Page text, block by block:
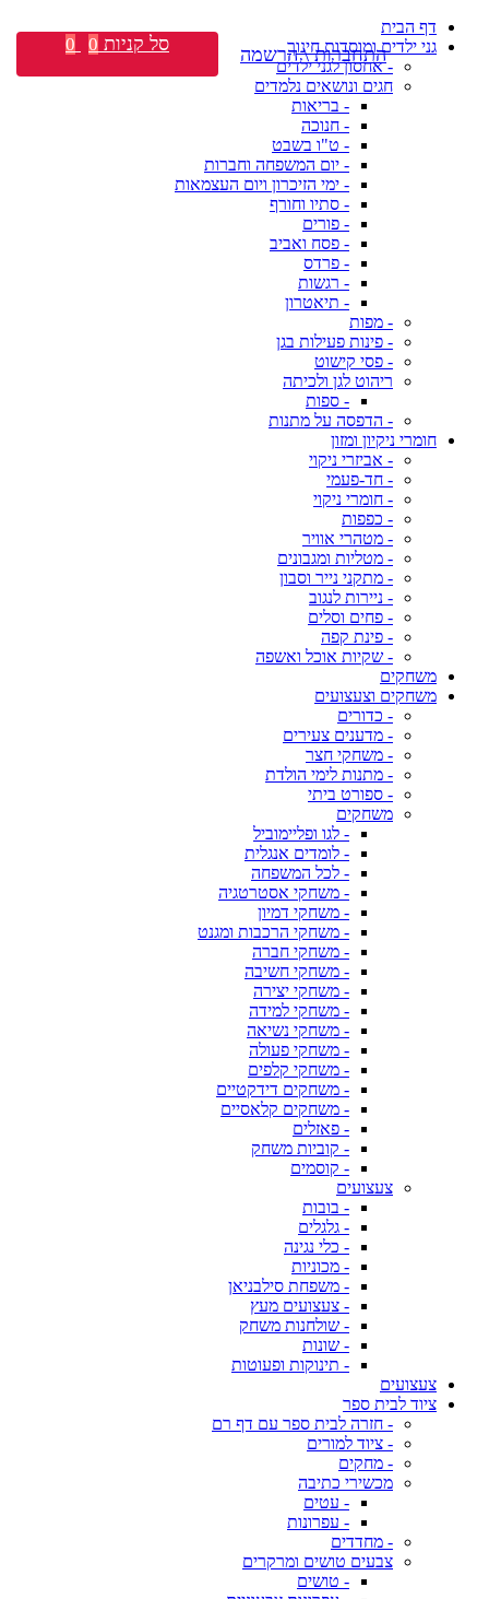
דף הבית
גני ילדים ומוסדות חינוך
- אחסון לגני ילדים
חגים ונושאים נלמדים
- בריאות
- חנוכה
- ט"ו בשבט
- יום המשפחה וחברות
- ימי הזיכרון ויום העצמאות
- סתיו וחורף
- פורים
- פסח ואביב
- פרדס
- רגשות
- תיאטרון
- מפות
- פינות פעילות בגן
- פסי קישוט
ריהוט לגן ולכיתה
- ספות
- הדפסה על מתנות
חומרי ניקיון ומזון
- אביזרי ניקוי
- חד-פעמי
- חומרי ניקוי
- כפפות
- מטהרי אוויר
- מטליות ומגבונים
- מתקני נייר וסבון
- ניירות לנגוב
- פחים וסלים
- פינת קפה
- שקיות אוכל ואשפה
משחקים
משחקים וצעצועים
- כדורים
- מדענים צעירים
- משחקי חצר
- מתנות לימי הולדת
- ספורט ביתי
משחקים
- לגו ופליימוביל
- לומדים אנגלית
- לכל המשפחה
- משחקי אסטרטגיה
- משחקי דמיון
- משחקי הרכבות ומגנט
- משחקי חברה
- משחקי חשיבה
- משחקי יצירה
- משחקי למידה
- משחקי נשיאה
- משחקי פעולה
- משחקי קלפים
- משחקים דידקטיים
- משחקים קלאסיים
- פאזלים
- קוביות משחק
- קוסמים
צעצועים
- בובות
- גלגלים
- כלי נגינה
- מכוניות
- משפחת סילבניאן
- צעצועים מעץ
- שולחנות משחק
- שונות
- תינוקות ופעוטות
צעצועים
ציוד לבית ספר
- חזרה לבית ספר עם דף רם
- ציוד למורים
- מחקים
מכשירי כתיבה
- עטים
- עפרונות
- מחדדים
צבעים טושים ומרקרים
- טושים
התחברות \ הרשמה סל קניות 0
0